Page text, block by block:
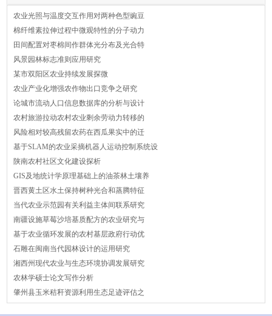
农业光照与温度交互作用对两种色型豌豆
棉纤维素拉伸过程中微观特性的分子动力
田间配置对枣棉间作群体光分布及光合特
风景园林标志准则应用研究
某市双阳区农业持续发展探微
农业产业化增强农作物出口竞争之研究
论城市流动人口信息数据库的分析与设计
农村旅游拉动农村农业剩余劳动力转移的
风险相对较高残留农药在西瓜果实中的迁
基于SLAM的农业采摘机器人运动控制系统设
陕南农村社区文化建设探析
GIS及地统计学原理基础上的油茶林土壤养
晋西黄土区水土保持树种光合和蒸腾特征
当代农业示范园有关利益主体间联系研究
南疆设施草莓沙培基质配方的农业研究与
基于农业循环发展的农村基层政府行动优
石雕在闽南当代园林设计的运用研究
湘西州现代农业与生态环境协调发展研究
农林学硕士论文写作分析
肇州县玉米秸秆资源利用生态足迹评估之